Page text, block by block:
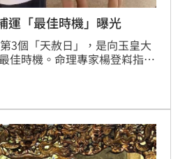
運「最佳時機」曝光
3個「天赦日」，是向玉皇大
佳時機。命理專家楊登嵙指
，建議在清晨5時至下午3時準
將桂圓殼敲碎與金紙一同焚
今年僅有的轉運良機，為自己